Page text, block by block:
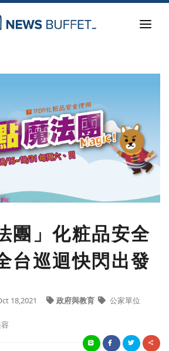
團」化粧品安全
台巡迴快閃出發
18,2021 政府與教育 公家單位